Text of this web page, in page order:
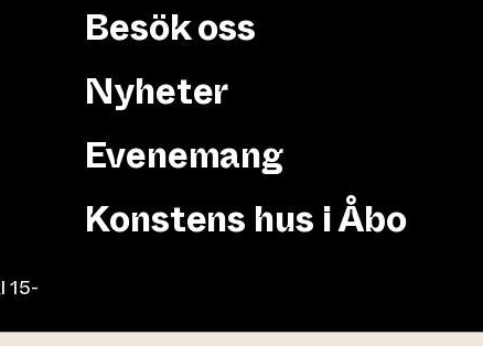
15-
Besök oss
Nyheter
Evenemang
Konstens hus i Åbo